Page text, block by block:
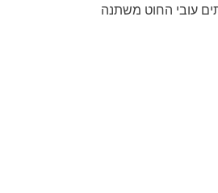
עובי החוט משתנה